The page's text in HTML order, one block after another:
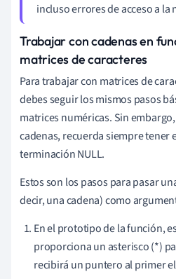
incluso errores de acceso a la
Trabajar con cadenas en
matrices de caracteres
Para trabajar con matrices de
debes seguir los mismos pasos
matrices numéricas. Sin
cadenas, recuerda siempre tener
terminación NULL.
Estos son los pasos para pasar
decir, una cadena) como
En el prototipo de la función,
proporciona un asterisco (*)
recibirá un puntero al primer